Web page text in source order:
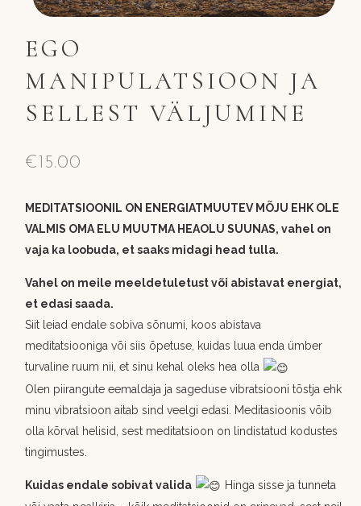
EGO
MANIPULATSIOON JA
SELLEST VÄLJUMINE
€ 15.00
MEDITATSIOONIL ON ENERGIATMUUTEV MÕJU EHK OLE
VALMIS OMA ELU MUUTMA HEAOLU SUUNAS, vahel on
vaja ka loobuda, et saaks midagi head tulla.
Vahel on meile meeldetuletust või abistavat energiat,
et edasi saada.
Siit leiad endale sobiva sõnumi, koos abistava
meditatsiooniga või siis õpetuse, kuidas luua enda ümber
turvaline ruum nii, et sinu kehal oleks hea olla
Olen piirangute eemaldaja ja sageduse vibratsiooni tõstja ehk
minu vibratsioon aitab sind veelgi edasi. Meditasioonis võib
olla kõrval helisid, sest meditatsioon on lindistatud kodustes
tingimustes.
Kuidas endale sobivat valida
Hinga sisse ja tunneta